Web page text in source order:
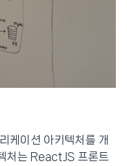
이션 아키텍처를 개
처는 ReactJS 프론트